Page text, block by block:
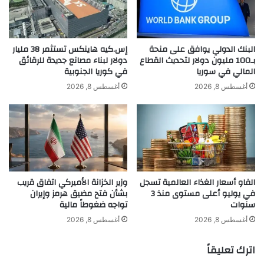
ومع ذلك، تتوقع
خفضا شبه مؤكد بواقع
الشهر، وفقا لأداة فيد ووتش التابعة
لسي.إم.إي.
ن
ا
ل
س
ي
ا
ا
ك
ه
ر
ب
ا
ئ
ض
أ
س
ب
و
أ
و
ا
خ
ر
ي
ي
البنك الدولي يوافق على منحة
بـ100 مليون دولار لتحديث القطاع
المالي في سوريا
أغسطس 8, 2026
إس.كيه هاينكس تستثمر 38 مليار
دولار لبناء مصانع جديدة للرقائق
في كوريا الجنوبية
أغسطس 8, 2026
الفاو أسعار الغذاء العالمية تسجل
في يوليو أعلى مستوى منذ 3
سنوات
أغسطس 8, 2026
وزير الخزانة الأميركي اتفاق قريب
بشأن فتح مضيق هرمز وإيران
تواجه ضغوطاً مالية
أغسطس 8, 2026
اترك تعليقاً